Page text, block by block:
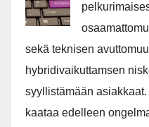
sekä teknisen
hybridivaikuttamsen
syyllistämään
kaataa edelleen